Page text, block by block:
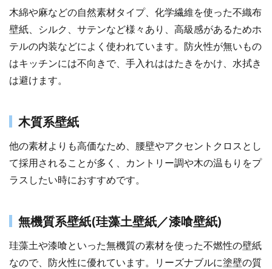
木綿や麻などの自然素材タイプ、化学繊維を使った不織布
壁紙、シルク、サテンなど様々あり、高級感があるためホ
テルの内装などによく使われています。防火性が無いもの
はキッチンには不向きで、手入れははたきをかけ、水拭き
は避けます。
木質系壁紙
他の素材よりも高価なため、腰壁やアクセントクロスとし
て採用されることが多く、カントリー調や木の温もりをプ
ラスしたい時におすすめです。
無機質系壁紙(珪藻土壁紙／漆喰壁紙)
珪藻土や漆喰といった無機質の素材を使った不燃性の壁紙
なので、防火性に優れています。リーズナブルに塗壁の質